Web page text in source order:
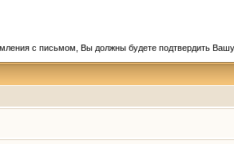
с письмом, Вы должны будете подтвердить